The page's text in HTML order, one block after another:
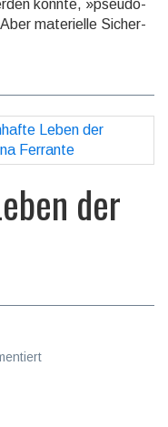
konnte, »pseudo­
mate­rielle Sicher­
der